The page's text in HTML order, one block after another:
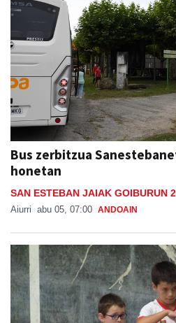
Bus zerbitzua
honetan
SAN ESTEBAN JAIAK GOIBURUN
Aiurri abu 05, 07:00 ANDOAIN